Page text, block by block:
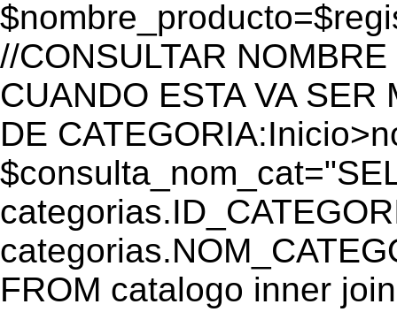
//CONSULTAR
CUANDO ESTA VA
DE
FROM catalogo inner